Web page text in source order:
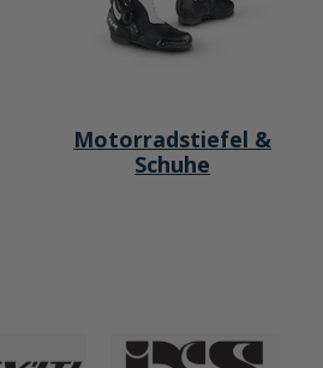
Motorradstiefel &
Schuhe